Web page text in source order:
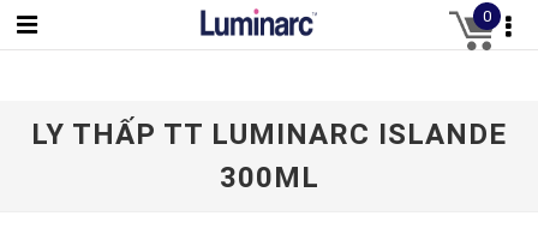
0
LY THẤP TT LUMINARC ISLANDE
300ML